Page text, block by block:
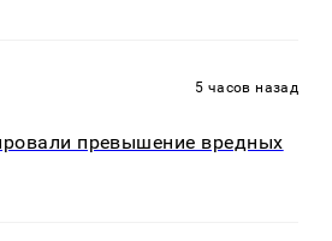
5 часов назад
превышение вредных